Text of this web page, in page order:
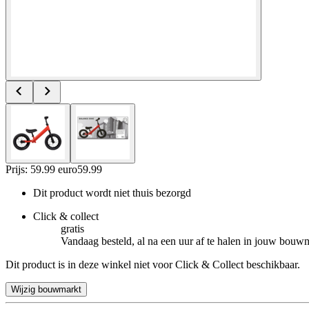
Prijs: 59.99 euro59.99
Dit product wordt niet thuis bezorgd
Click & collect
gratis
Vandaag besteld, al na een uur af te halen in jouw
Dit product is in deze winkel niet voor Click & Collect beschikbaar.
Wijzig bouwmarkt